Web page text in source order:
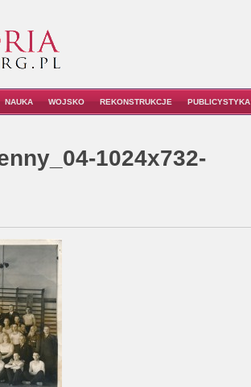
NAUKA WOJSKO REKONSTRUKCJE PUBLICYSTYKA
1024x732-